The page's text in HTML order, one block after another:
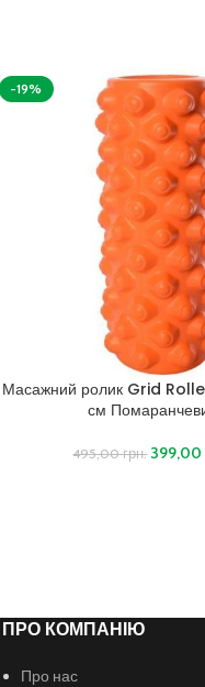
-19%
Масажний ролик Grid
см
495,00грн. 399,00
ПРО КОМПАНІЮ
Про нас